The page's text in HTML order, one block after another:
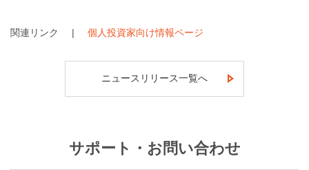
関連リンク 個人投資家向け情報ページ
ニュースリリース一覧へ
サポート・お問い合わせ